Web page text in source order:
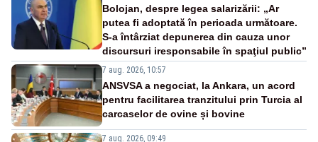
Bolojan, despre legea salarizării: „Ar
putea fi adoptată în perioada următoare.
S-a întârziat depunerea din cauza unor
discursuri iresponsabile în spaţiul public”
7 aug. 2026, 10:57
ANSVSA a negociat, la Ankara, un acord
pentru facilitarea tranzitului prin Turcia al
carcaselor de ovine și bovine
7 aug. 2026, 09:49